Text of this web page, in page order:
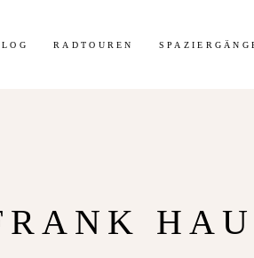
RADTOUREN